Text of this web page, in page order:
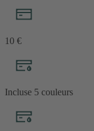
10 €
Incluse 5 couleurs